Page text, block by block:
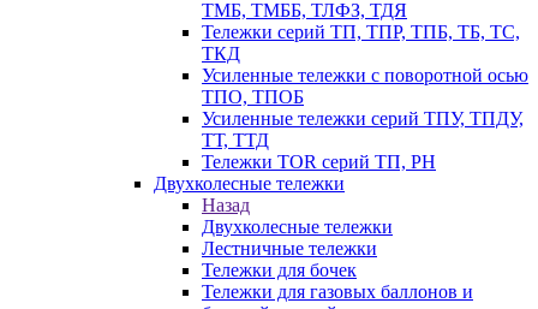
ТМБ, ТМББ, ТЛФЗ, ТДЯ
Тележки серий ТП, ТПР, ТПБ, ТБ, ТС,
ТКД
Усиленные тележки с поворотной осью
ТПО, ТПОБ
Усиленные тележки серий ТПУ, ТПДУ,
ТТ, ТТД
Тележки TOR серий ТП, PH
Двухколесные тележки
Назад
Двухколесные тележки
Лестничные тележки
Тележки для бочек
Тележки для газовых баллонов и